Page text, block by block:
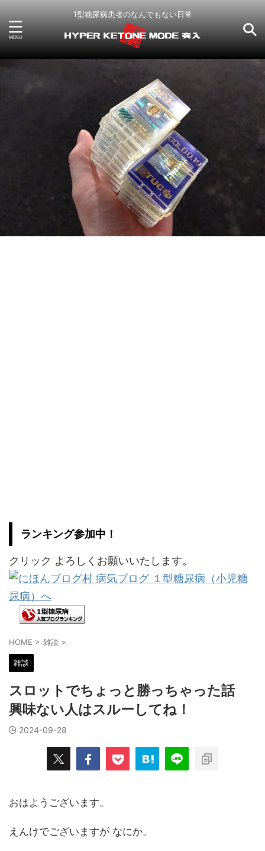
1型糖尿病患者のなんでもない日常
ランキング参加中！
クリック よろしくお願いいたします。
HOME > 雑談 >
雑談
スロットでちょっと勝っちゃった話
興味ない人はスルーしてね！
2024-09-28
おはようございます。
えんけでございますが なにか。